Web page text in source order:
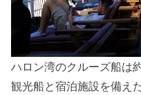
ハロン湾のクルーズ船は
観光船と宿泊施設を備え